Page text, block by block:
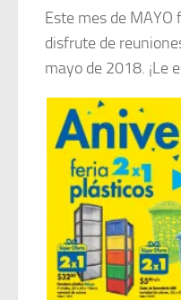
Este mes de MAYO
disfrute de
mayo de 2018. ¡Le